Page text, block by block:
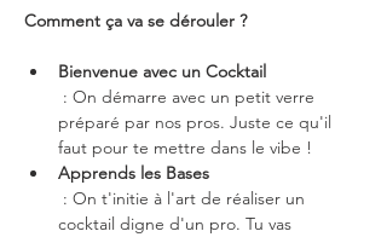
Comment ça va se dérouler ?
Bienvenue avec un Cocktail
préparé par nos pros. Juste ce qu'il
faut pour te mettre dans le vibe !
Apprends les Bases
cocktail digne d'un pro. Tu vas